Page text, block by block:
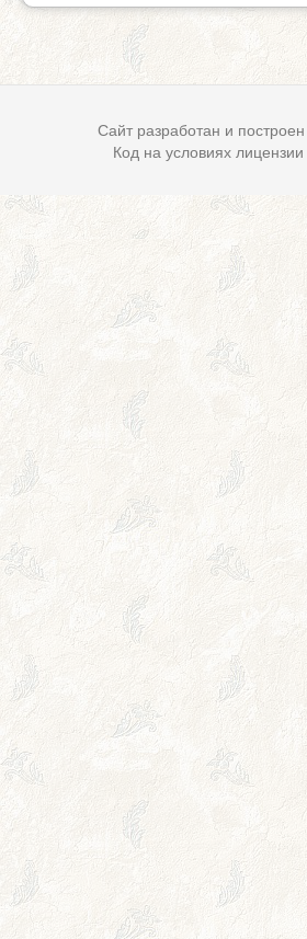
Сайт разработан и построен
Код на условиях лицензии